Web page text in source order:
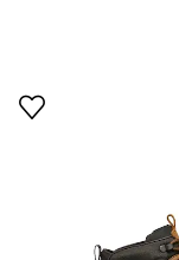
obuwia w
do stopy.